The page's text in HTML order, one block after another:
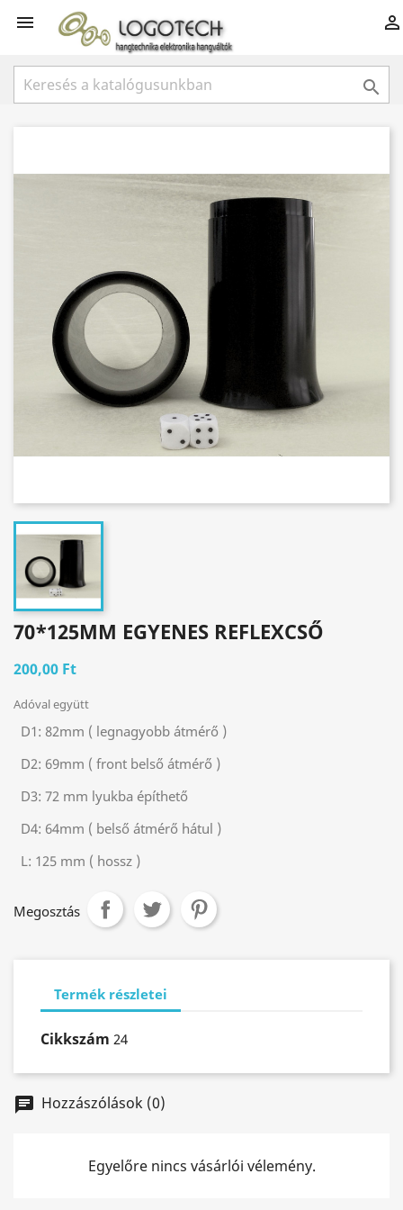
 

70*125MM EGYENES REFLEXCSŐ
200,00 Ft
Adóval együtt
D1: 82mm ( legnagyobb átmérő )
D2: 69mm ( front belső átmérő )
D3: 72 mm lyukba építhető
D4: 64mm ( belső átmérő hátul )
L: 125 mm ( hossz )
Megosztás
Termék részletei
Cikkszám 24
chat Hozzászólások (0)
Egyelőre nincs vásárlói vélemény.